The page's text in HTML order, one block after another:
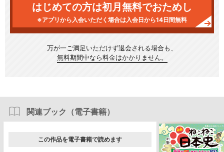
はじめての方は初月無料でおためし
※アプリから入会いただく場合は入会日から14日間無料
万が一ご満足いただけず退会される場合も、
無料期間中なら料金はかかりません。
関連ブック（電子書籍）
この作品を電子書籍で読めます